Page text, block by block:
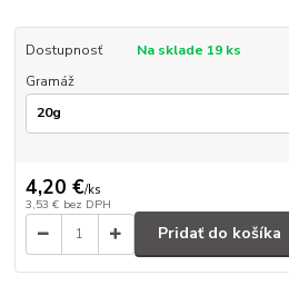
Dostupnosť
Na sklade 19 ks
Gramáž
4,20 €/ks
3,53 € bez DPH
Pridať do košíka